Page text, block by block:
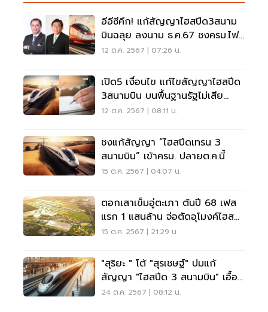
อีอีซีคึก! แก้สัญญาไฮสปีด3สนาม
บินฉลุย ลงนาม ธ.ค.67 ชงครม.ไฟ
เขียว ลุยตอกเข็ม
12 ต.ค. 2567 | 07:26 น.
เปิด5 เงื่อนไข แก้ไขสัญญาไฮสปีด
3สนามบิน บนพื้นฐานรัฐไม่เสีย
ประโยชน์
12 ต.ค. 2567 | 08:11 น.
ชงแก้สัญญา “ไฮสปีดเทรน 3
สนามบิน” เข้าครม. ปลายต.ค.นี้
15 ต.ค. 2567 | 04:07 น.
ตอกเสาเข็มอู่ตะเภา ต้นปี 68 เฟส
แรก 1 แสนล้าน จ่อตัดอุโมงค์ไฮส
ปีดให้รัฐสร้าง
15 ต.ค. 2567 | 21:29 น.
"สุริยะ " โต้ "สุรเชษฐ์" ปมแก้
สัญญา "ไฮสปีด 3 สนามบิน" เอื้อ
เอกชน
24 ต.ค. 2567 | 08:12 น.